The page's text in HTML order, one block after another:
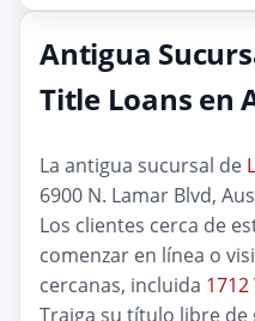
Antigua
Title Loans en
La antigua sucursal de
6900 N. Lamar Blvd,
Los clientes cerca de
comenzar en línea o
cercanas, incluida
Traiga su título libre